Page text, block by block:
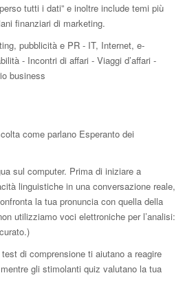
tutti i dati” e inoltre include temi più
finanziari di marketing.
pubblicità e PR - IT, Internet, e-
- Incontri di affari - Viaggi d’affari -
business
come parlano Esperanto dei
sul computer. Prima di iniziare a
linguistiche in una conversazione reale,
la tua pronuncia con quella della
utilizziamo voci elettroniche per l’analisi:
di comprensione ti aiutano a reagire
gli stimolanti quiz valutano la tua